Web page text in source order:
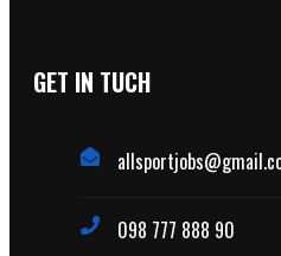
GET IN TUCH
098 777 888 90